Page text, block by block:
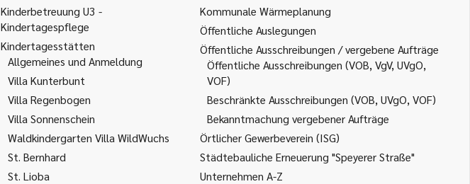
Kinderbetreuung U3 -
Kindertagespflege
Kindertagesstätten
Allgemeines und Anmeldung
Villa Kunterbunt
Villa Regenbogen
Villa Sonnenschein
Waldkindergarten Villa WildWuchs
St. Bernhard
St. Lioba
Kommunale Wärmeplanung
Öffentliche Auslegungen
Öffentliche Ausschreibungen / vergebene Aufträge
Öffentliche Ausschreibungen (VOB, VgV, UVgO,
VOF)
Beschränkte Ausschreibungen (VOB, UVgO, VOF)
Bekanntmachung vergebener Aufträge
Örtlicher Gewerbeverein (ISG)
Städtebauliche Erneuerung "Speyerer Straße"
Unternehmen A-Z